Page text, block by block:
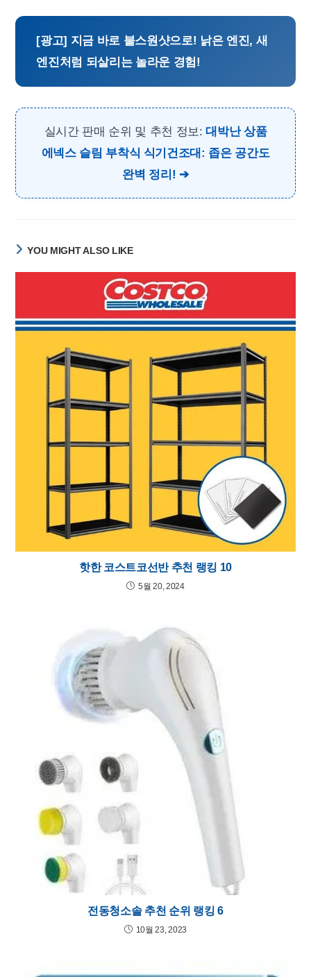
[광고] 지금 바로 불스원샷으로! 낡은 엔진, 새
엔진처럼 되살리는 놀라운 경험!
실시간 판매 순위 및 추천 정보:대박난 상품
에넥스 슬림 부착식 식기건조대: 좁은 공간도
완벽 정리!
YOU MIGHT ALSO LIKE
핫한 코스트코선반 추천 랭킹 10
5월 20, 2024
전동청소솔 추천 순위 랭킹 6
10월 23, 2023